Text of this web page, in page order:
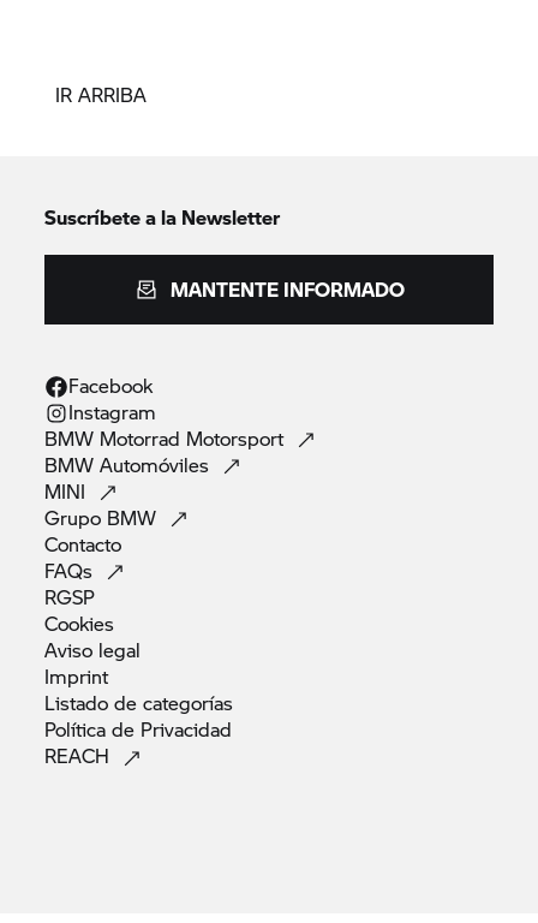
IR ARRIBA
Suscríbete a la Newsletter
MANTENTE INFORMADO
Facebook
Instagram
BMW Motorrad Motorsport
BMWAutomóviles
MINI
Grupo BMW
Contacto
FAQs
RGSP
Cookies
Aviso legal
Imprint
Listado decategorías
Política de Privacidad
REACH